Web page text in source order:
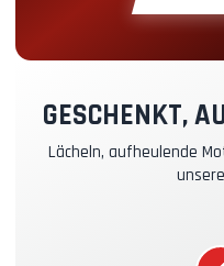
Exklusive Strecke
Kasko- & RC-
GESCHENKT,
Lächeln, aufheulende